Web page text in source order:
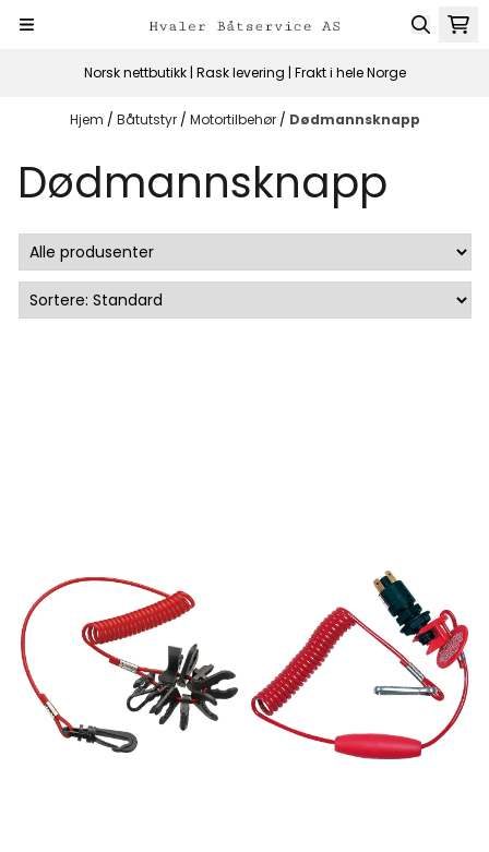
Hopp til innhold
Norsk nettbutikk | Rask levering | Frakt i hele Norge
Hjem / Båtutstyr / Motortilbehør / Dødmannsknapp
Dødmannsknapp